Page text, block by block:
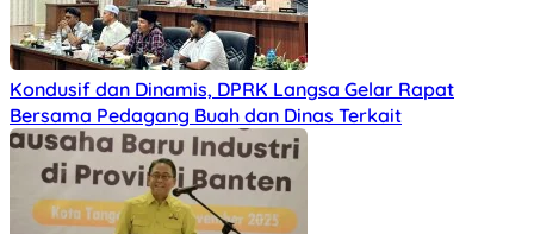
Kondusif dan Dinamis, DPRK Langsa Gelar Rapat
Bersama Pedagang Buah dan Dinas Terkait